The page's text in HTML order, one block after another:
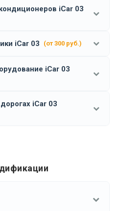
iCar 03
iCar 03 (от 300 руб.)
iCar 03
iCar 03